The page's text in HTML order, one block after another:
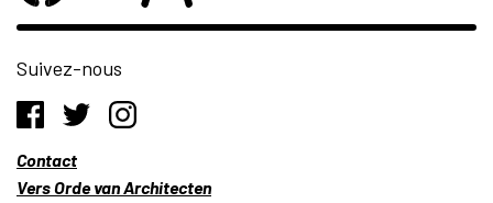
Suivez-nous
Contact
Vers Orde van Architecten